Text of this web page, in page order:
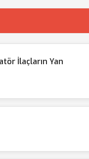
İlaçların Yan